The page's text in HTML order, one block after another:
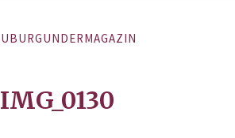
IMG_0130